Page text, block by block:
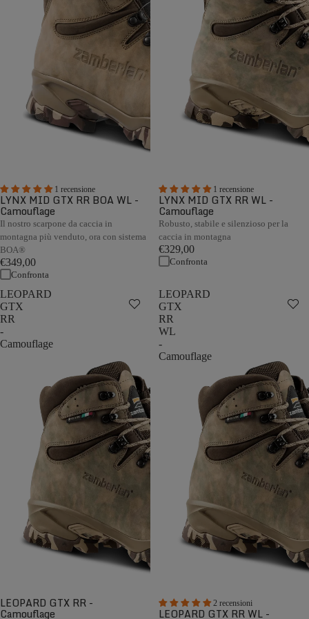
1 recensione
LYNX MID GTX RR BOA WL -
Camouflage
Il nostro scarpone da caccia in
montagna più venduto, ora con sistema
BOA®
€349,00
Confronta
1 recensione
LYNX MID GTX RR WL -
Camouflage
Robusto, stabile e silenzioso per la
caccia in montagna
€329,00
Confronta
LEOPARD
GTX
RR
-
Camouflage
LEOPARD GTX RR -
Camouflage
LEOPARD
GTX
RR
WL
-
Camouflage
2 recensioni
LEOPARD GTX RR WL -